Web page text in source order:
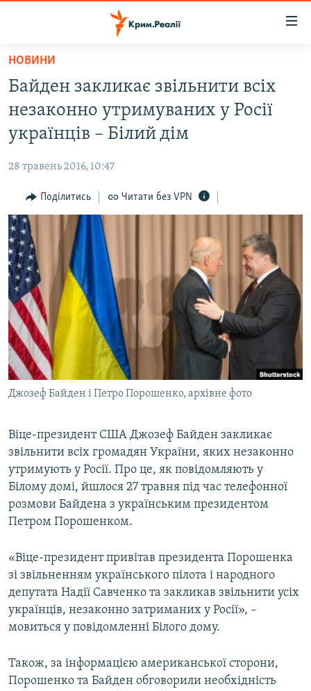
Перейти
основного
матеріалу
Перейти
до
основної
навігації
Перейти
до
пошуку
ВОДА.КРИМ
ВІДЕО ТА ФОТО
БЛОГИ
ПОГЛЯД
ІНТЕРВ'Ю
ВСЕ ЗА ДЕНЬ
СПЕЦПРОЕКТИ
ДЕПОРТАЦІЯ
ВІДЕОУРОКИ «ELIFBE»
СВІДЧЕННЯ ОКУПАЦІЇ
УКРАЇНСЬКА ПРОБЛЕМА КРИМУ
ІНФОГРАФІКА
ЯК ОБІЙТИ БЛОКУВАННЯ
Русский
Qırımtatar
ДОЛУЧАЙСЯ!
Усі сайти RFE/RL
НОВИНИ
Байден закликає звільнити всіх
незаконно утримуваних у Росії
українців – Білий дім
28 травень 2016, 10:47
Поділитись Читати без VPN
Джозеф Байден і Петро Порошенко, архівне фото
Віце-президент США Джозеф Байден закликає
звільнити всіх громадян України, яких незаконно
утримують у Росії. Про це, як повідомляють у
Білому домі, йшлося 27 травня під час телефонної
розмови Байдена з українським президентом
Петром Порошенком.
«Віце-президент привітав президента Порошенка
зі звільненням українського пілота і народного
депутата Надії Савченко та закликав звільнити усіх
українців, незаконно затриманих у Росії», –
мовиться у повідомленні Білого дому.
Також, за інформацією американської сторони,
Порошенко та Байден обговорили необхідність